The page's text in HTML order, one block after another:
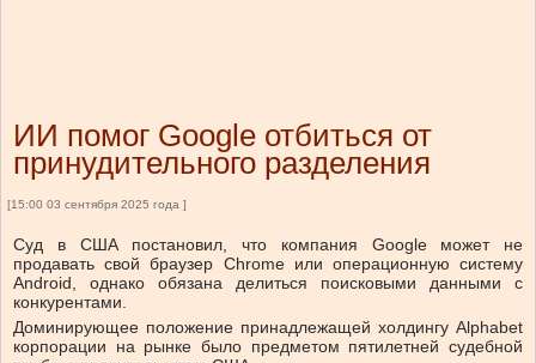
ИИ помог Google отбиться от
принудительного разделения
[15:00 03 сентября 2025 года ]
Суд в США постановил, что компания Google может не
продавать свой браузер Chrome или операционную систему
Android, однако обязана делиться поисковыми данными с
конкурентами.
Доминирующее положение принадлежащей холдингу Alphabet
корпорации на рынке было предметом пятилетней судебной